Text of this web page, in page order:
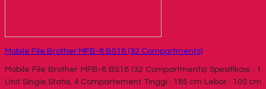
Mobile File Brother MFB-8 BS18 (32 Compartments)
Mobile File Brother MFB-8 BS18 (32 Compartments) Spesifikasi : 1
Unit Single Statis, 4 Compartement Tinggi : 185 cm Lebar : 100 cm